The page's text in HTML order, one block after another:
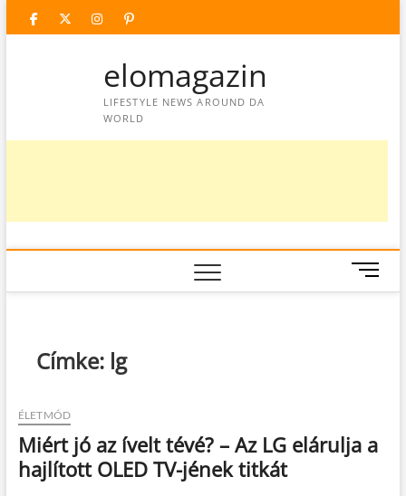
facebooktwitter
instagram
googleplus
pinterest
elomagazin
LIFESTYLE NEWS AROUND DA
WORLD
M
e
n
Címke: lg
ÉLETMÓD
Miért jó az ívelt tévé? – Az LG elárulja a
hajlított OLED TV-jének titkát